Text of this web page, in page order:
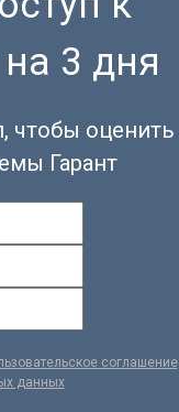
3 дня
чтобы оценить
Гарант
соглашение
данных